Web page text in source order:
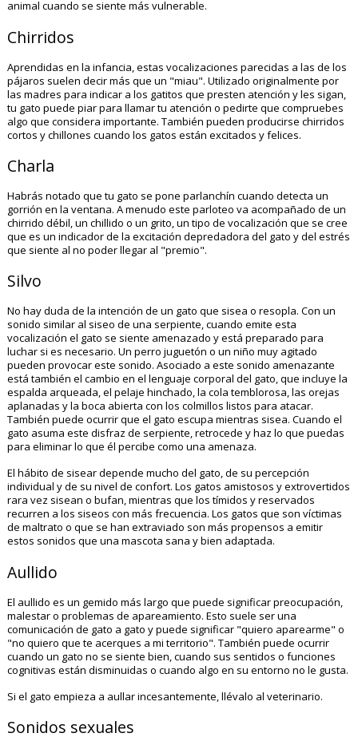
animal cuando se siente más vulnerable.
Chirridos
Aprendidas en la infancia, estas vocalizaciones parecidas a las de los
pájaros suelen decir más que un "miau". Utilizado originalmente por
las madres para indicar a los gatitos que presten atención y les sigan,
tu gato puede piar para llamar tu atención o pedirte que compruebes
algo que considera importante. También pueden producirse chirridos
cortos y chillones cuando los gatos están excitados y felices.
Charla
Habrás notado que tu gato se pone parlanchín cuando detecta un
gorrión en la ventana. A menudo este parloteo va acompañado de un
chirrido débil, un chillido o un grito, un tipo de vocalización que se cree
que es un indicador de la excitación depredadora del gato y del estrés
que siente al no poder llegar al "premio".
Silvo
No hay duda de la intención de un gato que sisea o resopla. Con un
sonido similar al siseo de una serpiente, cuando emite esta
vocalización el gato se siente amenazado y está preparado para
luchar si es necesario. Un perro juguetón o un niño muy agitado
pueden provocar este sonido. Asociado a este sonido amenazante
está también el cambio en el lenguaje corporal del gato, que incluye la
espalda arqueada, el pelaje hinchado, la cola temblorosa, las orejas
aplanadas y la boca abierta con los colmillos listos para atacar.
También puede ocurrir que el gato escupa mientras sisea. Cuando el
gato asuma este disfraz de serpiente, retrocede y haz lo que puedas
para eliminar lo que él percibe como una amenaza.
El hábito de sisear depende mucho del gato, de su percepción
individual y de su nivel de confort. Los gatos amistosos y extrovertidos
rara vez sisean o bufan, mientras que los tímidos y reservados
recurren a los siseos con más frecuencia. Los gatos que son víctimas
de maltrato o que se han extraviado son más propensos a emitir
estos sonidos que una mascota sana y bien adaptada.
Aullido
El aullido es un gemido más largo que puede significar preocupación,
malestar o problemas de apareamiento. Esto suele ser una
comunicación de gato a gato y puede significar "quiero aparearme" o
"no quiero que te acerques a mi territorio". También puede ocurrir
cuando un gato no se siente bien, cuando sus sentidos o funciones
cognitivas están disminuidas o cuando algo en su entorno no le gusta.
Si el gato empieza a aullar incesantemente, llévalo al veterinario.
Sonidos sexuales